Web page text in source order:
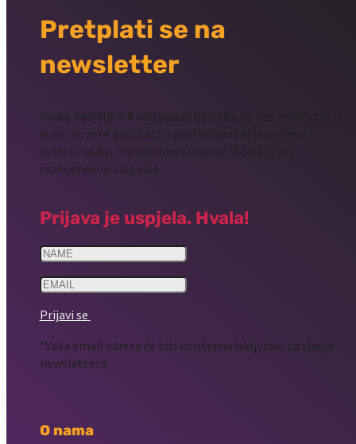
Pretplati se na
newsletter
Svake nedjelje u 8 sati ujutro uživajte uz naš newsletter u
kom možete pročitati o posljednjim dešavanjima u
svijetu nauke, trendovima i onome što nas i vas
svakodnevno inspiriše.
Prijava je uspjela. Hvala!
Prijavi se
*Vaša email adresa će biti korištena isključivo za slanje
newslettera.
O nama